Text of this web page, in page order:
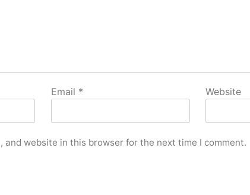
Email * Website
and website in this browser for the next time I comment.